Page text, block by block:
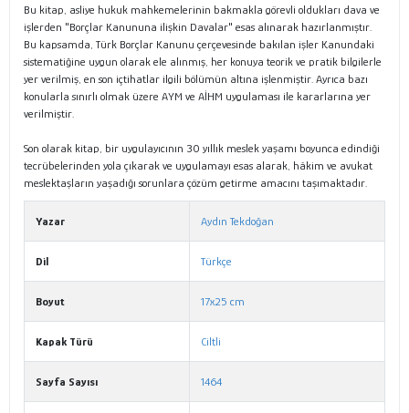
Bu kitap, asliye hukuk mahkemelerinin bakmakla görevli oldukları dava ve
işlerden "Borçlar Kanununa ilişkin Davalar" esas alınarak hazırlanmıştır.
Bu kapsamda, Türk Borçlar Kanunu çerçevesinde bakılan işler Kanundaki
sistematiğine uygun olarak ele alınmış, her konuya teorik ve pratik bilgilerle
yer verilmiş, en son içtihatlar ilgili bölümün altına işlenmiştir. Ayrıca bazı
konularla sınırlı olmak üzere AYM ve AİHM uygulaması ile kararlarına yer
verilmiştir.
Son olarak kitap, bir uygulayıcının 30 yıllık meslek yaşamı boyunca edindiği
tecrübelerinden yola çıkarak ve uygulamayı esas alarak, hâkim ve avukat
meslektaşların yaşadığı sorunlara çözüm getirme amacını taşımaktadır.
Yazar Aydın Tekdoğan
Dil Türkçe
Boyut 17x25 cm
Kapak Türü Ciltli
Sayfa Sayısı 1464